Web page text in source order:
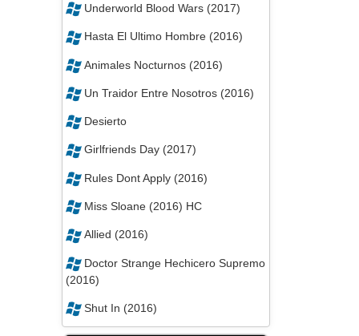
Underworld Blood Wars (2017)
Hasta El Ultimo Hombre (2016)
Animales Nocturnos (2016)
Un Traidor Entre Nosotros (2016)
Desierto
Girlfriends Day (2017)
Rules Dont Apply (2016)
Miss Sloane (2016) HC
Allied (2016)
Doctor Strange Hechicero Supremo
(2016)
Shut In (2016)